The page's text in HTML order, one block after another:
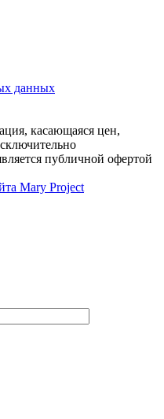
данных
касающаяся цен,
публичной офертой
Mary Project